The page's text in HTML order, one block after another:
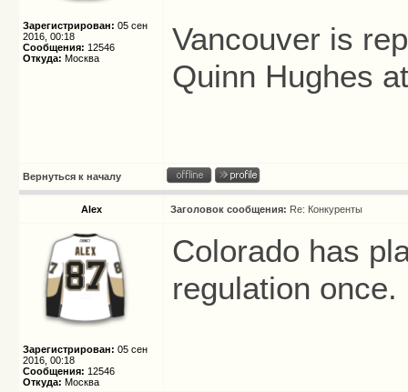
Зарегистрирован: 05 сен
2016, 00:18
Сообщения: 12546
Откуда: Москва
Vancouver is
Quinn Hughes
Вернуться к началу
Alex Заголовок сообщения: Re: Конкуренты
Зарегистрирован: 05 сен
2016, 00:18
Сообщения: 12546
Откуда: Москва
Colorado has
regulation once.